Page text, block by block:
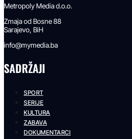
Metropoly Media d.o.o.
Zmaja od Bosne 88
Sarajevo, BiH
info@mymedia.ba
SADRŽAJI
SPORT
SERIJE
KULTURA
ZABAVA
DOKUMENTARCI